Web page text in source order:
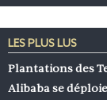
LES PLUS LUS
Plantations des
Alibaba se